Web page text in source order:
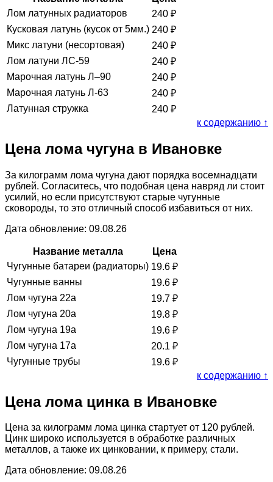
Лом латунных радиаторов
240 ₽
Кусковая латунь (кусок от 5мм.) 240 ₽
Микс латуни (несортовая)
240 ₽
Лом латуни ЛС-59
240 ₽
Марочная латунь Л–90
240 ₽
Марочная латунь Л-63
240 ₽
Латунная стружка
240 ₽
к содержанию ↑
Цена лома чугуна в Ивановке
За килограмм лома чугуна дают порядка восемнадцати
рублей. Согласитесь, что подобная цена навряд ли стоит
усилий, но если присутствуют старые чугунные
сковороды, то это отличный способ избавиться от них.
Дата обновление: 09.08.26
Название металла
Цена
Чугунные батареи (радиаторы) 19.6 ₽
Чугунные ванны
19.6 ₽
Лом чугуна 22а
19.7 ₽
Лом чугуна 20а
19.8 ₽
Лом чугуна 19а
19.6 ₽
Лом чугуна 17а
20.1 ₽
Чугунные трубы
19.6 ₽
к содержанию ↑
Цена лома цинка в Ивановке
Цена за килограмм лома цинка стартует от 120 рублей.
Цинк широко используется в обработке различных
металлов, а также их цинковании, к примеру, стали.
Дата обновление: 09.08.26